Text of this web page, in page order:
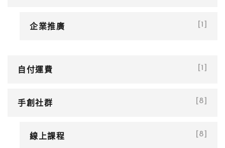
企業推廣 [1]
自付運費 [1]
手創社群 [8]
線上課程 [8]